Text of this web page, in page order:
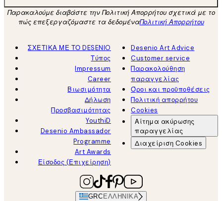
Παρακαλούμε διαβάστε την Πολιτική Απορρήτου σχετικά με το
πώς επεξεργαζόμαστε τα δεδομέναΠολιτική Απορρήτου
ΣΧΕΤΙΚΑ ΜΕ ΤΟ DESENIO
Τύπος
Impressum
Career
Βιωσιμότητα
Δήλωση
Προσβασιμότητας
YouthiD
Desenio Ambassador
Programme
Art Awards
Είσοδος (Επιχείρηση)
Desenio Art Advice
Customer service
Παρακολούθηση
παραγγελίας
Όροι και προϋποθέσεις
Πολιτική απορρήτου
Cookies
Αίτημα ακύρωσης
παραγγελίας
Διαχείριση Cookies
GRC ΕΛΛΗΝΙΚΆ